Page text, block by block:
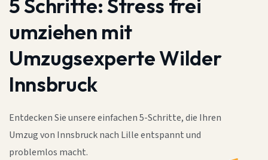
5 Schritte:Stress frei
umziehen mit
Umzugsexperte Wilder
Innsbruck
Entdecken Sie unsere einfachen 5-Schritte, die Ihren
Umzug von Innsbruck nach Lille entspannt und
problemlos macht.